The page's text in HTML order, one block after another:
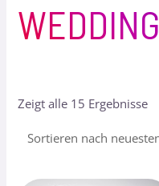
WEDDING
Zeigt alle 15 Ergebnisse